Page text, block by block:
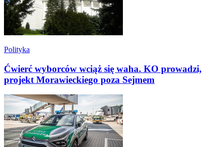
Polityka
Ćwierć wyborców wciąż się waha. KO prowadzi,
projekt Morawieckiego poza Sejmem